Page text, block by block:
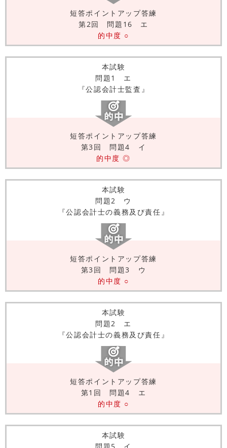
短答ポイントアップ答練
第2回 問題16 エ
的中度 ○
本試験
問題1 エ
『公認会計士監査』
短答ポイントアップ答練
第3回 問題4 イ
的中度 ◎
本試験
問題2 ウ
『公認会計士の義務及び責任』
短答ポイントアップ答練
第3回 問題3 ウ
的中度 ○
本試験
問題2 エ
『公認会計士の義務及び責任』
短答ポイントアップ答練
第1回 問題4 エ
的中度 ○
本試験